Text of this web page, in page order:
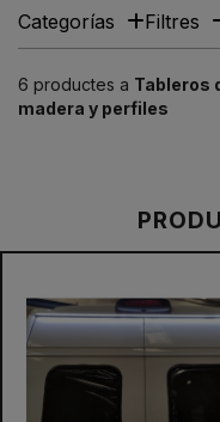
6 productes a Tableros
madera y perfiles
Categorías Filtres